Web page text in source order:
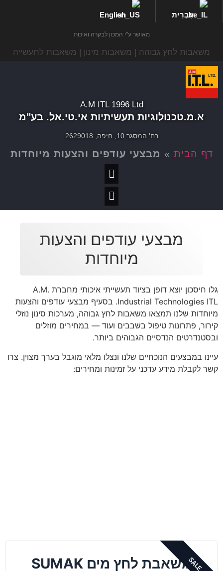
עִבְרִית English
מאושר ע"י המכון לבקרה ואיכות
משאבות לחץ גבוהה | משאבות מינון | משאבות לתעשייה
A.M ITL 1996 Ltd
א.מ.טכנולוגיות תעשיתיות אי.טי.אל. בע"מ
רח' המסגר 10, חיפה, 2629018
דף הבית » מבצעי עודפים והצעות מיוחדות
מבצעי עודפים והצעות
מיוחדות
גלו חיסכון יוצא דופן בציוד תעשייתי איכותי מחברת A.M.
Industrial Technologies ITL. בסעיף מבצעי עודפים והצעות
מיוחדות שלנו תמצאו משאבות לחץ גבוהה, מערכות סינון נוזלי
קירור, פתרונות טיפול בשבבים ועוד — במחירים מוזלים
ובסטנדרטים הנדסיים הגבוהים ביותר.
עיינו במבצעים הנוכחיים שלנו ונצלו מלאי מוגבל בערך מצוין. צרו
קשר לקבלת מידע עדכני על זמינות ומחירים:
משאבת לחץ מים SUMAK